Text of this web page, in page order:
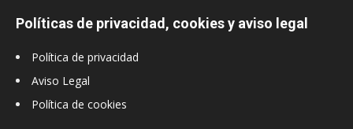
Políticas de privacidad, cookies y aviso legal
Política de privacidad
Aviso Legal
Política de cookies